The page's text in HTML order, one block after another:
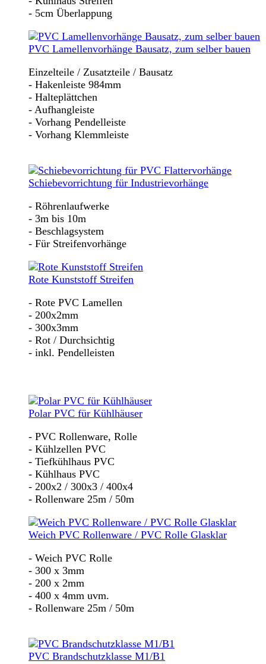
- 5cm Überlappung
PVC Lamellenvorhänge Bausatz, zum selber bauen
Einzelteile / Zusatzteile / Bausatz
- Hakenleiste 984mm
- Halteplättchen
- Aufhangleiste
- Vorhang Pendelleiste
- Vorhang Klemmleiste
Schiebevorrichtung für Industrievorhänge
- Röhrenlaufwerke
- 3m bis 10m
- Beschlagsystem
- Für Streifenvorhänge
Rote Kunststoff Streifen
- Rote PVC Lamellen
- 200x2mm
- 300x3mm
- Rot / Durchsichtig
- inkl. Pendelleisten
Polar PVC für Kühlhäuser
- PVC Rollenware, Rolle
- Kühlzellen PVC
- Tiefkühlhaus PVC
- Kühlhaus PVC
- 200x2 / 300x3 / 400x4
- Rollenware 25m / 50m
Weich PVC Rollenware / PVC Rolle Glasklar
- Weich PVC Rolle
- 300 x 3mm
- 200 x 2mm
- 400 x 4mm uvm.
- Rollenware 25m / 50m
PVC Brandschutzklasse M1/B1